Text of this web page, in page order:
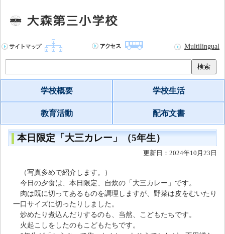
Multilingual
検索
学校概要 学校生活
教育活動 配布文書
本日限定「大三カレー」（5年生）
更新日：2024年10月23日
（写真多めで紹介します。）
今日の夕食は、本日限定、自炊の「大三カレー」です。
肉は既に切ってあるものを調理しますが、野菜は皮をむいたり
一口サイズに切ったりしました。
炒めたり煮込んだりするのも、当然、こどもたちです。
火起こしをしたのもこどもたちです。